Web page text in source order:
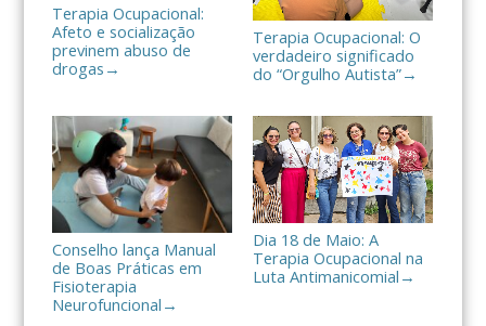
Terapia Ocupacional:
Afeto e socialização
previnem abuso de
drogas →
Terapia Ocupacional: O
verdadeiro significado
do “Orgulho Autista”→
Conselho lança Manual
de Boas Práticas em
Fisioterapia
Neurofuncional →
Dia 18 de Maio: A
Terapia Ocupacional na
Luta Antimanicomial →